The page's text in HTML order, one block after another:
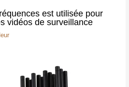
est utilisée pour
vidéos de surveillance